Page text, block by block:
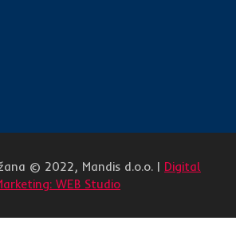
© 2022, Mandis d.o.o. | Digital
WEB Studio